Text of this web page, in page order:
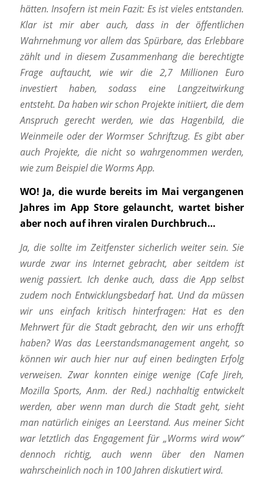
hätten. Insofern ist mein Fazit: Es istvieles entstanden.
Klar ist mir aber auch, dass in der öffentlichen
Wahrnehmung vor allem das Spürbare, das Erlebbare
zählt und in diesem Zusammenhang die berechtigte
Frage auftaucht, wie wir die 2,7 Millionen Euro
investiert haben, sodass eine Langzeitwirkung
entsteht. Da haben wir schon Projekte initiiert, die dem
Anspruch gerecht werden, wie das Hagenbild, die
Weinmeile oder der Wormser Schriftzug. Es gibt aber
auch Projekte, die nicht so wahrgenommen werden,
wie zum Beispiel die Worms App.
WO! Ja, die wurde bereits im Mai vergangenen
Jahres im App Store gelauncht, wartet bisher
aber noch auf ihren viralen Durchbruch…
Ja, die sollte im Zeitfenster sicherlich weiter sein. Sie
wurde zwar ins Internet gebracht, aber seitdem ist
wenig passiert. Ich denke auch, dass die App selbst
zudem noch Entwicklungsbedarf hat. Und da müssen
wir uns einfach kritisch hinterfragen: Hat es den
Mehrwert für die Stadt gebracht, den wir uns erhofft
haben? Was das Leerstandsmanagement angeht, so
können wir auch hier nur auf einen bedingten Erfolg
verweisen. Zwar konnten einige wenige (Cafe Jireh,
Mozilla Sports, Anm. der Red.) nachhaltig entwickelt
werden, aber wenn man durch die Stadt geht, sieht
man natürlich einiges an Leerstand. Aus meiner Sicht
war letztlich das Engagement für „Worms wird wow“
dennoch richtig, auch wenn über den Namen
wahrscheinlich noch in 100 Jahren diskutiert wird.